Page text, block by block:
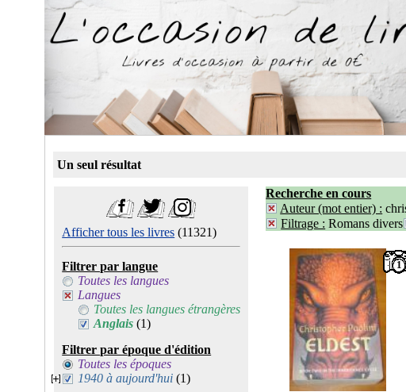
Un seul résultat
Afficher tous les livres (11321)
Filtrer par langue
Toutes les langues
Langues
Toutes les langues étrangères
Anglais (1)
Filtrer par époque d'édition
Toutes les époques
1940 à aujourd'hui (1)
Recherche en cours
Auteur (mot entier) :
Filtrage : Romans divers
1